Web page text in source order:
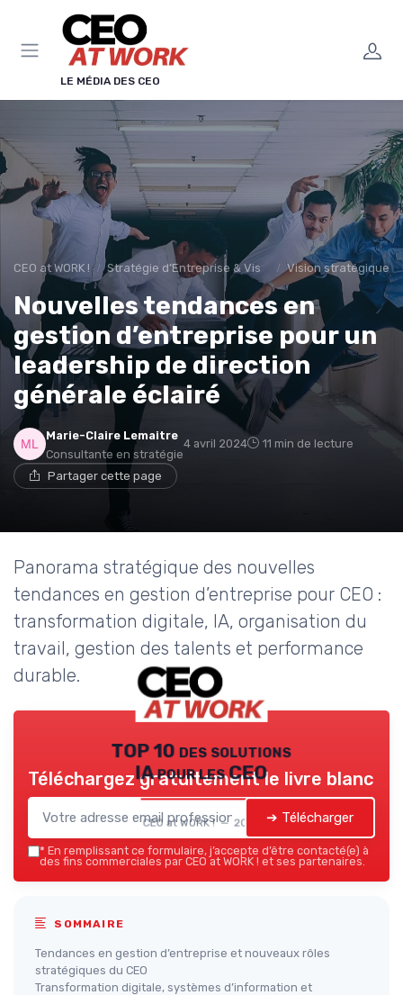
LE MÉDIA DES CEO
CEO at WORK ! Stratégie d’Entreprise & Vision Vision stratégique
Nouvelles tendances en
gestion d’entreprise pour un
leadership de direction
générale éclairé
Marie-Claire Lemaitre
Consultante en stratégie
4 avril 2024 11 min de lecture
Partager cette page
Panorama stratégique des nouvelles
tendances en gestion d’entreprise pour CEO :
transformation digitale, IA, organisation du
travail, gestion des talents et performance
durable.
TOP 10 des solutions
IA pour les CEO
CEO at WORK ! — 2026
Téléchargez gratuitement le livre blanc
➔ Télécharger
* En remplissant ce formulaire, j’accepte d’être contacté(e) à
des fins commerciales par CEO at WORK ! et ses partenaires.
SOMMAIRE
Tendances en gestion d’entreprise et nouveaux rôles
stratégiques du CEO
Transformation digitale, systèmes d’information et
Panneau de gestion des cookies